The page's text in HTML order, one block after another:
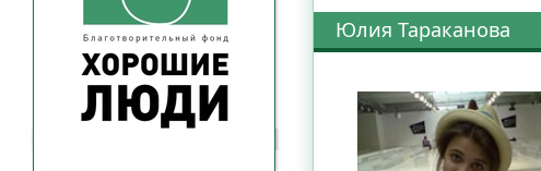
Юлия Тараканова